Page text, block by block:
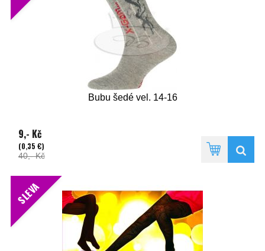
Bubu šedé vel. 14-16
9,- Kč
(0,35 €)
40,- Kč
SLEVA